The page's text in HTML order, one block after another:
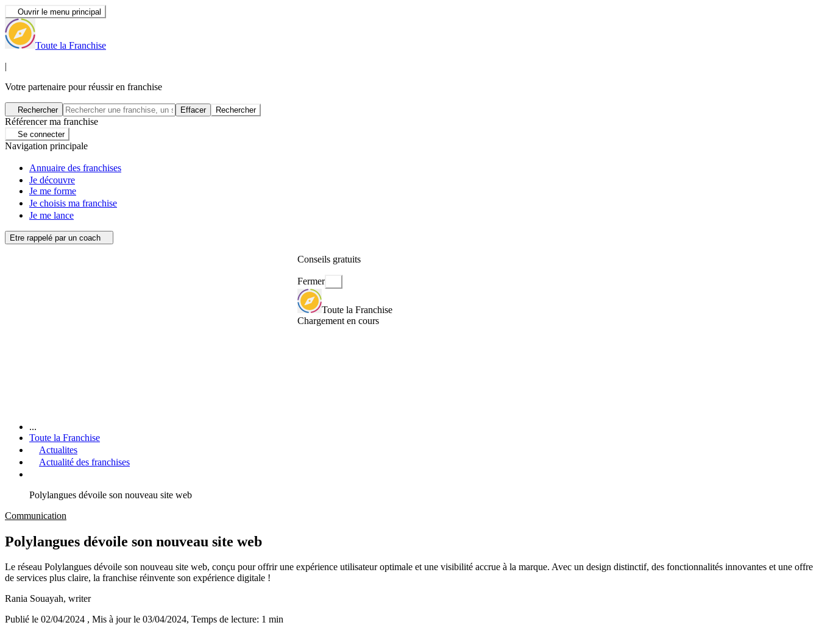
Ouvrir le menu principal
Toute la Franchise
|
Votre partenaire pour réussir en franchise
Rechercher Effacer Rechercher
Référencer ma franchise
Se connecter
Navigation principale
Annuaire des franchises
Je découvre
Je me forme
Je choisis ma franchise
Je me lance
Etre rappelé par un coach
Conseils gratuits
Fermer
Toute la Franchise
Chargement en cours
...
Toute la Franchise
Actualites
Actualité des franchises
Polylangues dévoile son nouveau site web
Communication
Polylangues dévoile son nouveau site web
Le réseau Polylangues dévoile son nouveau site web, conçu pour offrir une expérience utilisateur optimale et une visibilité accrue à la marque. Avec un design distinctif, des fonctionnalités innovantes et une offre
de services plus claire, la franchise réinvente son expérience digitale !
Rania Souayah, writer
Publié le 02/04/2024 , Mis à jour le 03/04/2024, Temps de lecture: 1 min